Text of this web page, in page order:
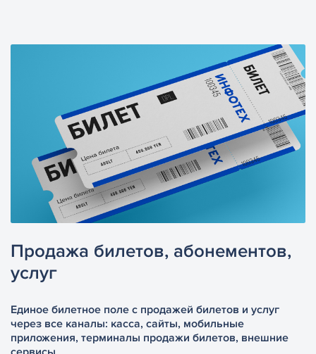
Продажа билетов, абонементов,
услуг
Единое билетное поле с продажей билетов и услуг
через все каналы: касса, сайты, мобильные
приложения, терминалы продажи билетов, внешние